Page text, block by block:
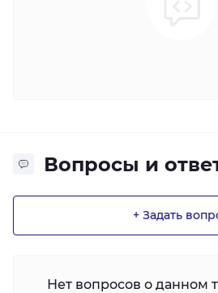
Вопросы и
+ Задать
Нет вопросов о данном